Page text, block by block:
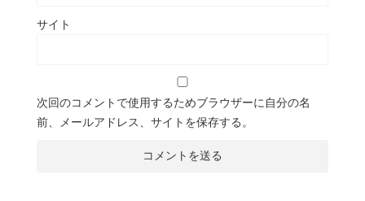
サイト
次回のコメントで使用するためブラウザーに自分の名
前、メールアドレス、サイトを保存する。